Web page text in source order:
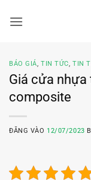
qua
BÁO GIÁ,TIN TỨC,TIN
Giá cửa nhựa
composite
ĐĂNG VÀO 12/07/2023